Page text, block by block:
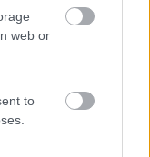
web or
to
misurate lo
Al mondo ci sono
donna che
calcoli la quantità
farebbe bene